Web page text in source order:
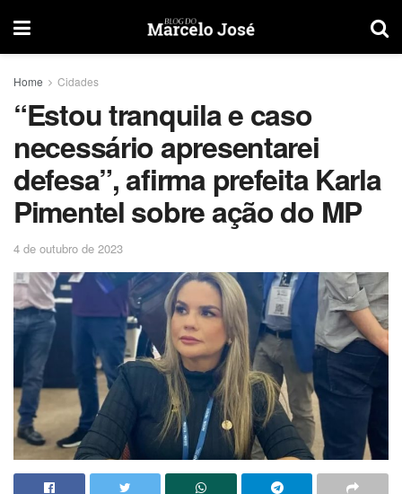
Home Cidades
“Estou tranquila e caso
necessário apresentarei
defesa”, afirma prefeita Karla
Pimentel sobre ação do MP
4 de outubro de 2023